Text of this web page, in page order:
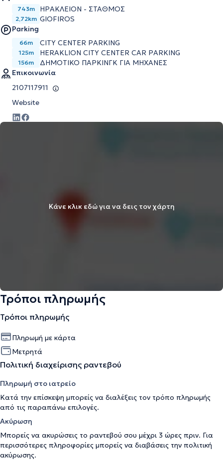
743m ΗΡΑΚΛΕΙΟΝ - ΣΤΑΘΜΟΣ
2,72km GIOFIROS
Parking
66m CITY CENTER PARKING
125m HERAKLION CITY CENTER CAR PARKING
156m
ΔΗΜΟΤΙΚΟ ΠΑΡΚΙΝΓΚ ΓΙΑ ΜΗΧΑΝΕΣ
Επικοινωνία
2107117911
Website
Κάνε κλικ εδώ για να δεις τον χάρτη
Τρόποι πληρωμής
Τρόποι πληρωμής
Πληρωμή με κάρτα
Μετρητά
Πολιτική διαχείρισης ραντεβού
Πληρωμή στο ιατρείο
Κατά την επίσκεψη μπορείς να διαλέξεις τον τρόπο πληρωμής
από τις παραπάνω επιλογές.
Ακύρωση
Μπορείς να ακυρώσεις το ραντεβού σου μέχρι 3 ώρες πριν. Για
περισσότερες πληροφορίες μπορείς να διαβάσεις την πολιτική
ακύρωσης.